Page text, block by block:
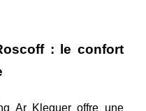
: le confort
Ar Kleguer offre une